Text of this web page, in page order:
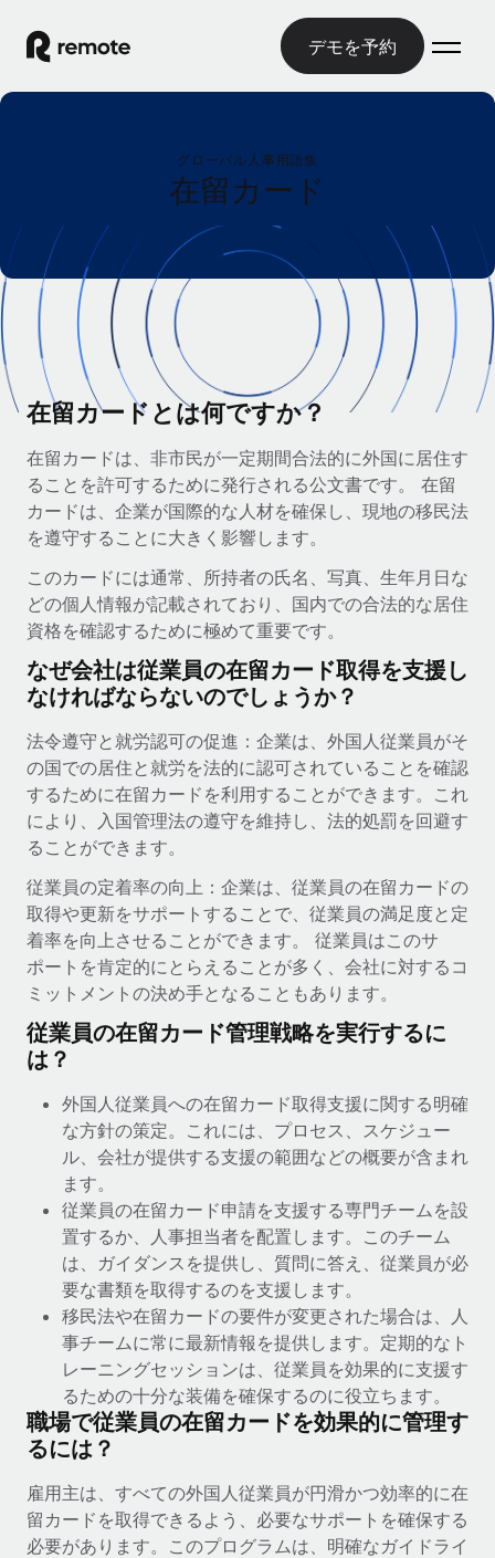
デモを予約
グローバル雇用
グローバル給与処理
コンプライアンス対応の給与処理を手軽に
Employer of Record（EOR）
グローバル展開をコストをかけずに実現
Contractor of Record
契約社員管理
世界中の契約社員をオンボーディングし、管理
PEO
複雑な雇用関連業務を外部委託
Remote統合
人事機能をワークフローにシームレスに統合する
プラットフォーム
チームのための人事の基本機能を内蔵
接続 新しい
当社のMCPを使用して、あらゆるAIツールをRemoteに接続
統合
基本的なビジネスツールを活用して業務プロセスを効率化す
る
サービス
専門家に相談
グローバル人事・コンプライアンスの専門サポート
バックグラウンドチェック
候補者の選考プロセスをシンプルに
Compliance Watchtower
コンプライアンスリスクを先回りして対応
デバイス管理
ITデバイスを世界規模で提供・管理
法人設立
法令順守した法人をスピーディに設立
移住・転勤
福利厚生
従業員の福利厚生を簡単に管理
各国の制度に対応
国別ガイド
/国別のグローバル雇用支援を検索する
米国州エクスプローラー
米国の各州において採用プロセスを簡素化する
Remoteを他社と比較
他社と比較した、当社の強みを確認する
スタートアップ
成長中の企業向けのアジャイルなグローバルHR・給与処理ソ
ミッドマーケット
企業
大企業向けのグローバルHR
パートナーに登録
戦略的テクノロジーパートナー
グローバルな人事機能を柔軟に自社プラットフォームへ統合
パートナーとして登録
当社とのパートナーシップの可能性を検討する
Remote Build
近日リリース予定
活用事例
Reverse Tech、契約社員管理と給与処理でRemote
と戦略的提携
Reverse Techの概要 健康とウェルネスのスタートアップである
Reverse...
詳細を見る
AIのパイオニアであるWeaviateは、Remoteを使
い、どのようにしてワークフォースを120%に増やした
のか
詳細を見る
リソース
ツールと計算ツール
誤分類リスク判定ツール
国別に従業員の誤分類リスクを確認する
各国の総従業員コストを計算する
契約社員の報酬計算ツール
グローバルな契約社員向けに、通貨オプションと支払スピー
ドを確認する
REMOTEで学習
リサーチおよびガイド
HR用語集
チェックリストおよびテンプレート
職務内容ライブラリ
ウェビナー
イベント
ニュースルーム
給与・人材情報
サポートを依頼する
すべてのリソースを表示する
ブログ
グローバル給与処理
EORおよびPEO
契約社員管理
税務
ブログを読む
ブログ
日本語
English
Nederlands
Français
Deutsch
Español
Italiano
Português (Portugal)
日本語
한국어
中文（简体）
ログイン
グローバル人事用語集
在留カード
在留カードとは何ですか？
在留カードは、非市民が一定期間合法的に外国に居住す
ることを許可するために発行される公文書です。 在留
カードは、企業が国際的な人材を確保し、現地の移民法
を遵守することに大きく影響します。
このカードには通常、所持者の氏名、写真、生年月日な
どの個人情報が記載されており、国内での合法的な居住
資格を確認するために極めて重要です。
なぜ会社は従業員の在留カード取得を支援し
なければならないのでしょうか？
法令遵守と就労認可の促進：企業は、外国人従業員がそ
の国での居住と就労を法的に認可されていることを確認
するために在留カードを利用することができます。これ
により、入国管理法の遵守を維持し、法的処罰を回避す
ることができます。
従業員の定着率の向上：企業は、従業員の在留カードの
取得や更新をサポートすることで、従業員の満足度と定
着率を向上させることができます。 従業員はこのサ
ポートを肯定的にとらえることが多く、会社に対するコ
ミットメントの決め手となることもあります。
従業員の在留カード管理戦略を実行するに
は？
外国人従業員への在留カード取得支援に関する明確
な方針の策定。これには、プロセス、スケジュー
ル、会社が提供する支援の範囲などの概要が含まれ
ます。
従業員の在留カード申請を支援する専門チームを設
置するか、人事担当者を配置します。このチーム
は、ガイダンスを提供し、質問に答え、従業員が必
要な書類を取得するのを支援します。
移民法や在留カードの要件が変更された場合は、人
事チームに常に最新情報を提供します。定期的なト
レーニングセッションは、従業員を効果的に支援す
るための十分な装備を確保するのに役立ちます。
職場で従業員の在留カードを効果的に管理す
るには？
雇用主は、すべての外国人従業員が円滑かつ効率的に在
留カードを取得できるよう、必要なサポートを確保する
必要があります。このプログラムは、明確なガイドライ